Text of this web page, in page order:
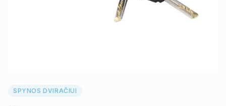
SPYNOS DVIRAČIUI